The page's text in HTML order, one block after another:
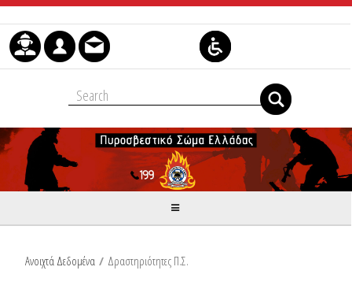
Skip to Content
Ανοιχτά Δεδομένα / Δραστηριότητες Π.Σ.